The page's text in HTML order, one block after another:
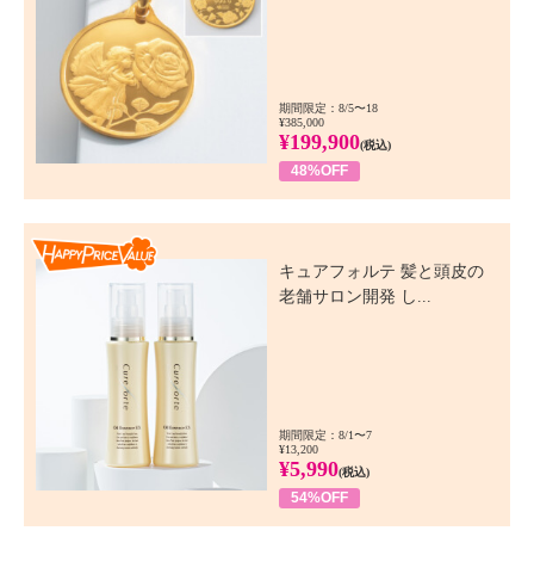
期間限定：8/5〜18
¥385,000
¥199,900(税込)
48%OFF
キュアフォルテ 髪と頭皮の
老舗サロン開発 し...
期間限定：8/1〜7
¥13,200
¥5,990(税込)
54%OFF